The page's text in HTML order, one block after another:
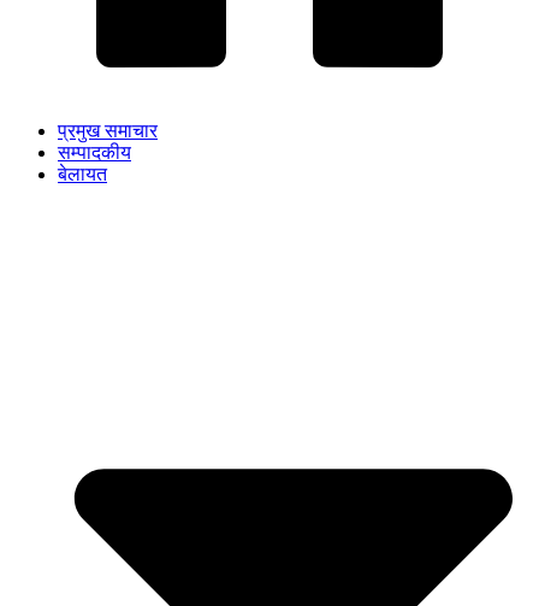
प्रमुख समाचार
सम्पादकीय
बेलायत